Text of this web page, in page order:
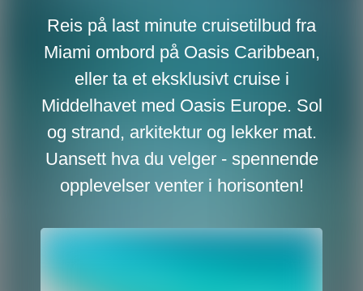
Reis på last minute cruisetilbud fra
Miami ombord på Oasis Caribbean,
eller ta et eksklusivt cruise i
Middelhavet med Oasis Europe. Sol
og strand, arkitektur og lekker mat.
Uansett hva du velger - spennende
opplevelser venter i horisonten!